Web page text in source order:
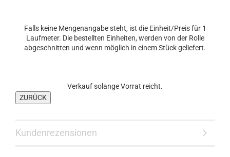
Falls keine Mengenangabe steht, ist die Einheit/Preis für 1
Laufmeter. Die bestellten Einheiten, werden von der Rolle
abgeschnitten und wenn möglich in einem Stück geliefert.
Verkauf solange Vorrat reicht.
Kundenrezensionen